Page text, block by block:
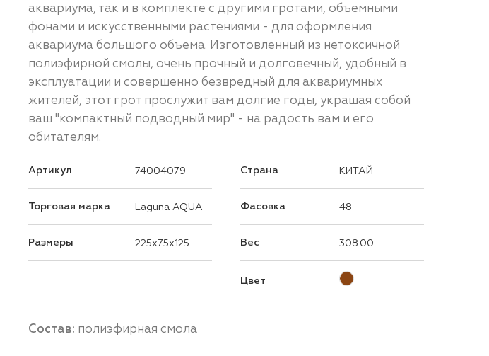
аквариума, так и в комплекте с другими гротами, объемными
фонами и искусственными растениями - для оформления
аквариума большого объема. Изготовленный из нетоксичной
полиэфирной смолы, очень прочный и долговечный, удобный в
эксплуатации и совершенно безвредный для аквариумных
жителей, этот грот прослужит вам долгие годы, украшая собой
ваш "компактный подводный мир" - на радость вам и его
обитателям.
Артикул 74004079
Торговая марка Laguna AQUA
Размеры 225x75x125
Страна КИТАЙ
Фасовка 48
Вес 308.00
Цвет
Состав: полиэфирная смола